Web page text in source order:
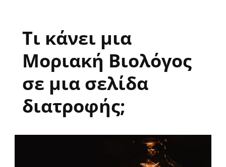
Τι κάνει μια
Μοριακή Βιολόγος
σε μια σελίδα
διατροφής;